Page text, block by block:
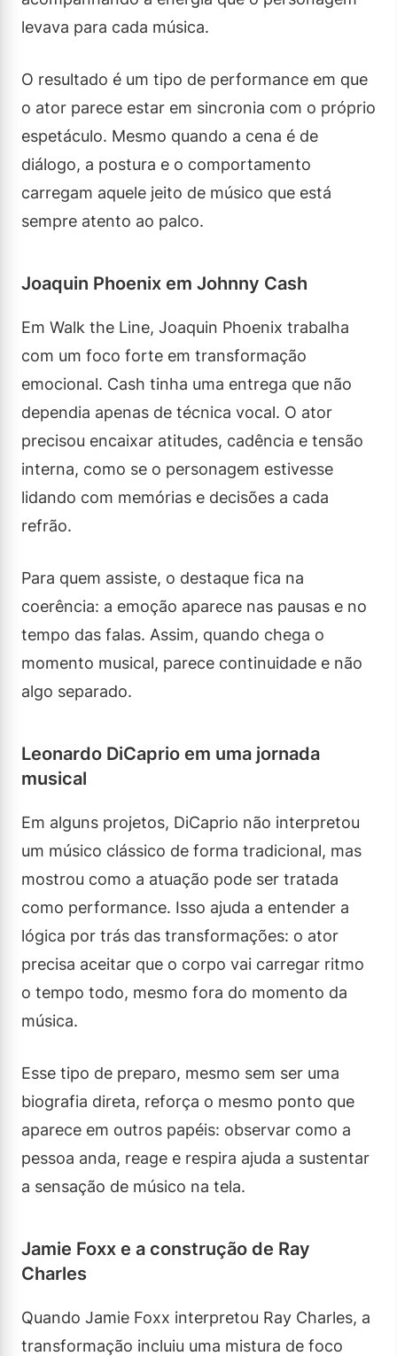
levava para cada música.
O resultado é um tipo de performance em que
o ator parece estar em sincronia com o próprio
espetáculo. Mesmo quando a cena é de
diálogo, a postura e o comportamento
carregam aquele jeito de músico que está
sempre atento ao palco.
Joaquin Phoenix em Johnny Cash
Em Walk the Line, Joaquin Phoenix trabalha
com um foco forte em transformação
emocional. Cash tinha uma entrega que não
dependia apenas de técnica vocal. O ator
precisou encaixar atitudes, cadência e tensão
interna, como se o personagem estivesse
lidando com memórias e decisões a cada
refrão.
Para quem assiste, o destaque fica na
coerência: a emoção aparece nas pausas e no
tempo das falas. Assim, quando chega o
momento musical, parece continuidade e não
algo separado.
Leonardo DiCaprio em uma jornada
musical
Em alguns projetos, DiCaprio não interpretou
um músico clássico de forma tradicional, mas
mostrou como a atuação pode ser tratada
como performance. Isso ajuda a entender a
lógica por trás das transformações: o ator
precisa aceitar que o corpo vai carregar ritmo
o tempo todo, mesmo fora do momento da
música.
Esse tipo de preparo, mesmo sem ser uma
biografia direta, reforça o mesmo ponto que
aparece em outros papéis: observar como a
pessoa anda, reage e respira ajuda a sustentar
a sensação de músico na tela.
Jamie Foxx e a construção de Ray
Charles
Quando Jamie Foxx interpretou Ray Charles, a
transformação incluiu uma mistura de foco